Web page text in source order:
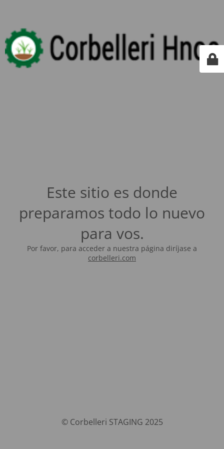
Este sitio es donde
preparamos todo lo nuevo
para vos.
Por favor, para acceder a nuestra página diríjase a
corbelleri.com
© Corbelleri STAGING 2025